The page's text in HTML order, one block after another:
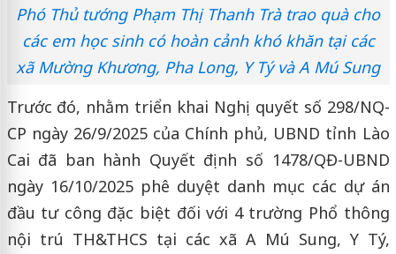
Phó Thủ tướng Phạm Thị Thanh Trà trao quà cho
các em học sinh có hoàn cảnh khó khăn tại các
xã Mường Khương, Pha Long, Y Tý và A Mú Sung
Trước đó, nhằm triển khai Nghị quyết số 298/NQ-
CP ngày 26/9/2025 của Chính phủ, UBND tỉnh Lào
Cai đã ban hành Quyết định số 1478/QĐ-UBND
ngày 16/10/2025 phê duyệt danh mục các dự án
đầu tư công đặc biệt đối với 4 trường Phổ thông
nội trú TH&THCS tại các xã A Mú Sung, Y Tý,